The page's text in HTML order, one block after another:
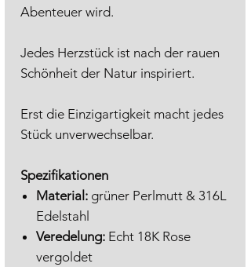
Abenteuer wird.
Jedes Herzstück ist nach der rauen
Schönheit der Natur inspiriert.
Erst die Einzigartigkeit macht jedes
Stück unverwechselbar.
Spezifikationen
Material: grüner Perlmutt & 316L
Edelstahl
Veredelung: Echt 18K Rose
vergoldet